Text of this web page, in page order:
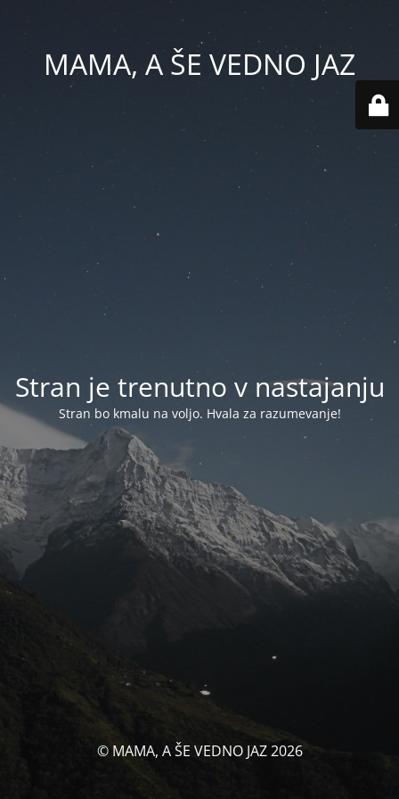
MAMA, A ŠE VEDNO JAZ
Stran je trenutno v nastajanju
Stran bo kmalu na voljo. Hvala za razumevanje!
© MAMA, A ŠE VEDNO JAZ 2026